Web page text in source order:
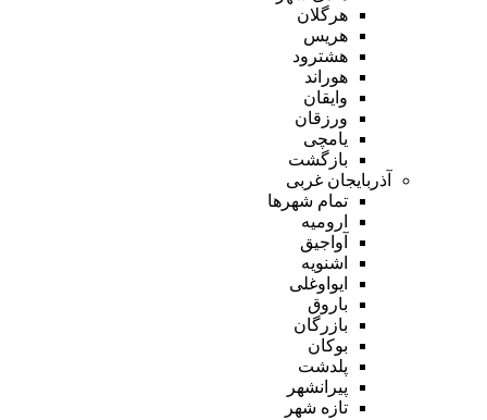
هرگلان
هریس
هشترود
هوراند
وایقان
ورزقان
یامچی
بازگشت
آذربایجان غربی
تمام شهر‌ها
ارومیه
آواجیق
اشنویه
ایواوغلی
باروق
بازرگان
بوکان
پلدشت
پیرانشهر
تازه شهر